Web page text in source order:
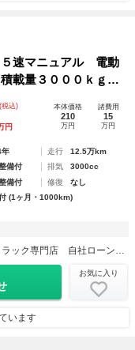
速マニュアル 電動
載量３０００ｋｇ
税込)
円
本体価格
210
万円
諸費用
15
万円
走行
12.5万km
備付 排気
3000cc
備付 修復
なし
(1ヶ月・1000km)
ＣＨＡＮ ＡＵＴＯ（株）トラック専門店 自社ローン・自社リース・レンタカー
お気に入り
います